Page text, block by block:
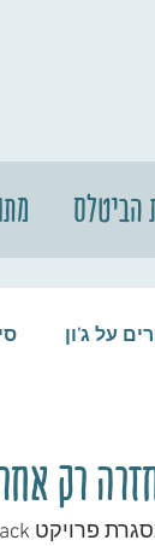
הביטלס
על ג'ון
סיפורים על